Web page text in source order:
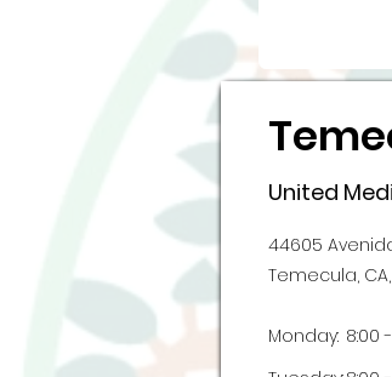
United
44605
Temecula,
Monday: 8:00